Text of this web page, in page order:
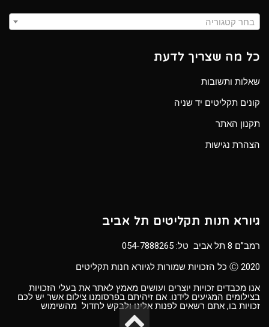
בחר קטגוריה
כל מה שצריך לדעת
שאלות ותשובות
קונים תקליטים יד שניה
תקנון האתר
הצהרת נגישות
גיורא חנות תקליטים תל אביב
רמב”ם 8 תל אביב טל:
054-7888265
Ⓒ 2020 כל הזכויות שמורות לגיורא חנות תקליטים
אנו מכבדים זכויות יוצרים ועושים מאמץ לאתר את בעלי הזכויות
בצילומים המגיעים לידנו. אם זיהיתם בפרסומנו צילום אשר יש לכם
זכויות בו, אתם רשאים לפנות אלינו ולבקש לחדול מהשימוש
גלילה